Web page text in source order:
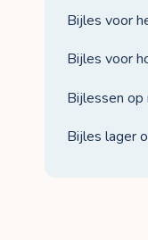
Bijles voor
Bijles voor
Bijlessen op
Bijles lager